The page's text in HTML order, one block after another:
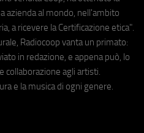
azienda al mondo, nell'ambito
a ricevere la Certificazione etica".
Radiocoop vanta un primato:
in redazione, e appena può, lo
collaborazione agli artisti.
e la musica di ogni genere.